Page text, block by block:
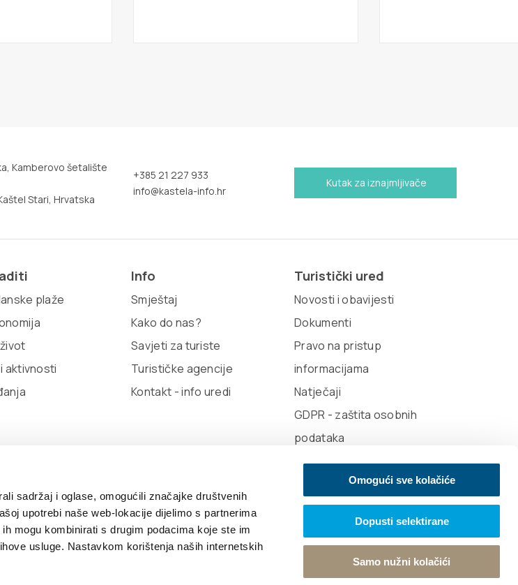
sadržaj i oglase, omogućili značajke društvenih
upotrebi naše web-lokacije dijelimo s partnerima
mogu kombinirati s drugim podacima koje ste im
usluge. Nastavkom korištenja naših internetskih
Omogući sve kolačiće
Dopusti selektirane
Samo nužni kolačići
Kamberovo šetalište
Stari, Hrvatska
+385 21 227 933
info@kastela-info.hr
Kutak za iznajmljivače
plaže
aktivnosti
Info
Smještaj
Kako do nas?
Savjeti za turiste
Turističke agencije
Kontakt - info uredi
Turistički ured
Novosti i obavijesti
Dokumenti
Pravo na pristup
informacijama
Natječaji
GDPR - zaštita osobnih
podataka
Kaštela Viber Info Developed by:Nove vibracije
Design